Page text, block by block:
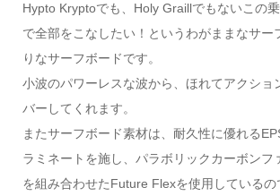
Hypto Kryptoでも、Holy Graillでもないこの
で全部をこなしたい！というわがままなサー
りなサーフボードです。
小波のパワーレスな波から、ほれてアクショ
バーしてくれます。
またサーフボード素材は、耐久性に優れる
ラミネートを施し、パラボリックカーボンフ
を組み合わせたFuture Flexを使用している